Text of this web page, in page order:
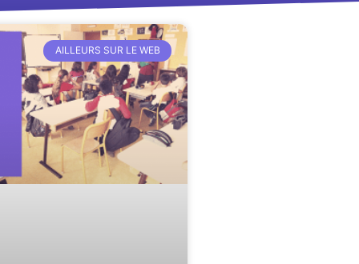
AILLEURS SUR LE WEB